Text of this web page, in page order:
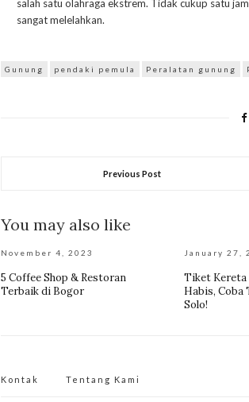
salah satu olahraga ekstrem. Tidak cukup satu
sangat melelahkan.
Gunung pendaki pemula Peralatan gunung
Previous Post
You may also like
November 4, 2023
5 Coffee Shop & Restoran
Terbaik di Bogor
January 27,
Tiket Kereta
Habis,
Solo!
Kontak Tentang Kami